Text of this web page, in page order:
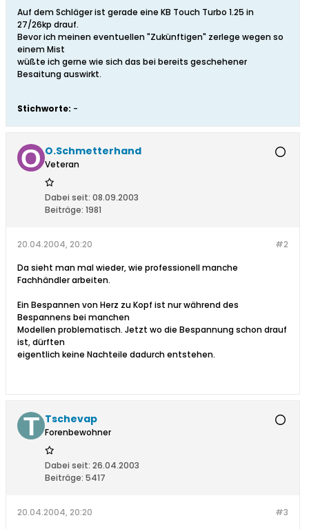
Auf dem Schläger ist gerade eine KB Touch Turbo 1.25 in
27/26kp drauf.
Bevor ich meinen eventuellen "Zukünftigen" zerlege wegen so
einem Mist
wüßte ich gerne wie sich das bei bereits geschehener
Besaitung auswirkt.
Stichworte: -
O.Schmetterhand
Veteran
Dabei seit: 08.09.2003
Beiträge: 1981
#2
20.04.2004, 20:20
Da sieht man mal wieder, wie professionell manche
Fachhändler arbeiten.
Ein Bespannen von Herz zu Kopf ist nur während des
Bespannens bei manchen
Modellen problematisch. Jetzt wo die Bespannung schon drauf
ist, dürften
eigentlich keine Nachteile dadurch entstehen.
Tschevap
Forenbewohner
Dabei seit: 26.04.2003
Beiträge: 5417
#3
20.04.2004, 20:20